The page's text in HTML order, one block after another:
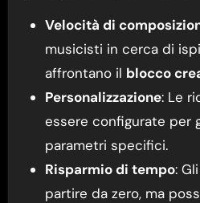
Velocità di
musicisti in cerca di
affrontano il blocco
Personalizzazione: Le
essere configurate per
parametri specifici.
Risparmio di tempo:
partire da zero, ma